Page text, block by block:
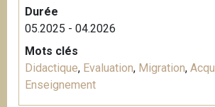
Durée
05.2025 - 04.2026
Mots clés
Didactique, Evaluation, Migration,
Enseignement